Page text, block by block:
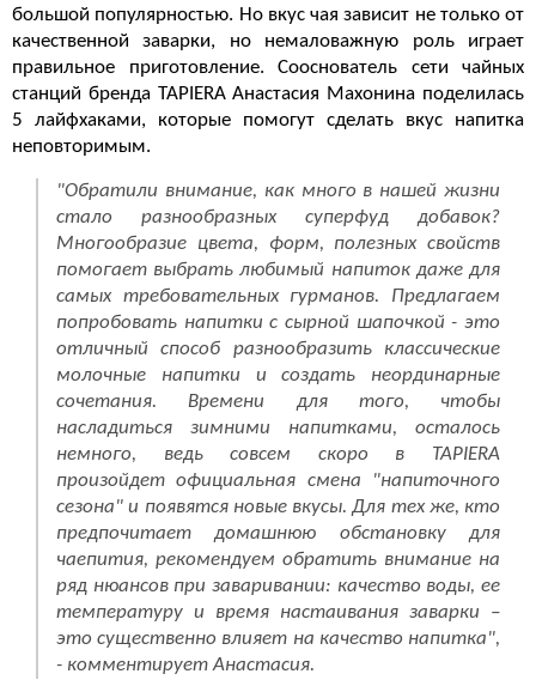
большой популярностью. Но вкус чая зависит не только от
качественной заварки, но немаловажную роль играет
правильное приготовление. Сооснователь сети чайных
станций бренда TAPIERA Анастасия Махонина поделилась
5 лайфхаками, которые помогут сделать вкус напитка
неповторимым.
"Обратили внимание, как много в нашей жизни
стало разнообразных суперфуд добавок?
Многообразие цвета, форм, полезных свойств
помогает выбрать любимый напиток даже для
самых требовательных гурманов. Предлагаем
попробовать напитки с сырной шапочкой - это
отличный способ разнообразить классические
молочные напитки и создать неординарные
сочетания. Времени для того, чтобы
насладиться зимними напитками, осталось
немного, ведь совсем скоро в TAPIERA
произойдет официальная смена "напиточного
сезона" и появятся новые вкусы. Для тех же, кто
предпочитает домашнюю обстановку для
чаепития, рекомендуем обратить внимание на
ряд нюансов при заваривании: качество воды, ее
температуру и время настаивания заварки –
это существенно влияет на качество напитка",
- комментирует Анастасия.